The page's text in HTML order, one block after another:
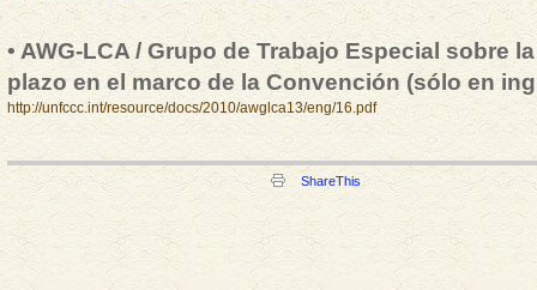
• AWG-LCA / Grupo de Trabajo Especial sobre
plazo en el marco de la Convención (sólo en
http://unfccc.int/resource/docs/2010/awglca13/eng/16.pdf
ShareThis